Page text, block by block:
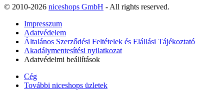
© 2010-2026 niceshops GmbH - All rights reserved.
Impresszum
Adatvédelem
Általános Szerződési Feltételek és Elállási Tájékoztató
Akadálymentesítési nyilatkozat
Adatvédelmi beállítások
Cég
További niceshops üzletek